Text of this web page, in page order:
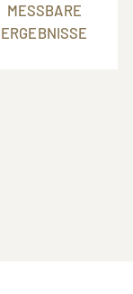
MESSBARE
ERGEBNISSE